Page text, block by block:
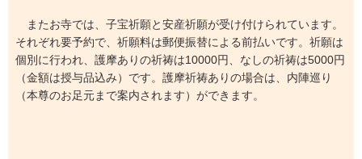
またお寺では、子宝祈願と安産祈願が受け付けられています。
それぞれ要予約で、祈願料は郵便振替による前払いです。祈願は
個別に行われ、護摩ありの祈祷は10000円、なしの祈祷は5000円
（金額は授与品込み）です。護摩祈祷ありの場合は、内陣巡り
（本尊のお足元まで案内されます）ができます。